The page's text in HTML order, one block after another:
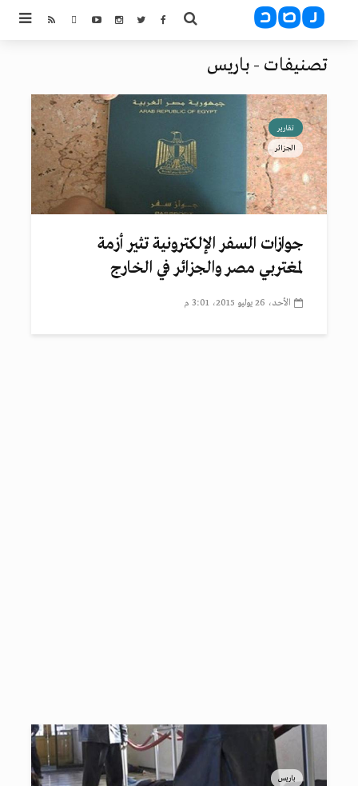
تصنيفات - باريس
تقارير
الجزائر
جوازات السفر الإلكترونية تثير أزمة
لمغتربي مصر والجزائر في الخارج
الأحد، 26 يوليو 2015، 3:01 م
باريس